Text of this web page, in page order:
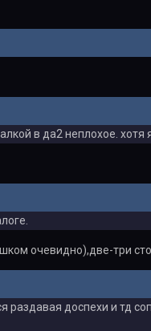
в да2 неплохое. хотя
очевидно),две-три
доспехи и тд